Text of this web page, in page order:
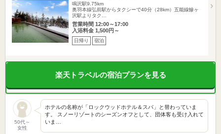
鳴沢駅9.75km
奥羽本線弘前駅からタクシーで40分（28km）五能線鰺ヶ
沢駅よりタク…
営業時間 12:00～17:00
入浴料金 1,500円～
日帰り 宿泊
楽天トラベルの宿泊プランを見る
50代～
女性
ホテルの名称が「ロックウッドホテル＆スパ」と替わっていま
す。 スノーリゾートのシーズンオフとして、団体客も受け入れて
いま…